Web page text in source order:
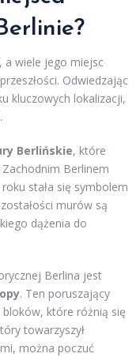
a wiele jego miejsc
Odwiedzając
kluczowych lokalizacji,
Berlińskie, które
Berlinem
stała się symbolem
murów są
dążenia do
Berlina jest
. Ten poruszający
które różnią się
towarzyszył
można poczuć